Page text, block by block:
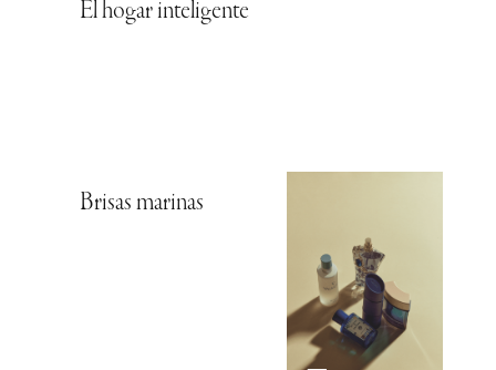
El hogar inteligente
Brisas marinas